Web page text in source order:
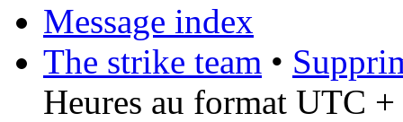
Message index
The strike team •
Heures au format UTC